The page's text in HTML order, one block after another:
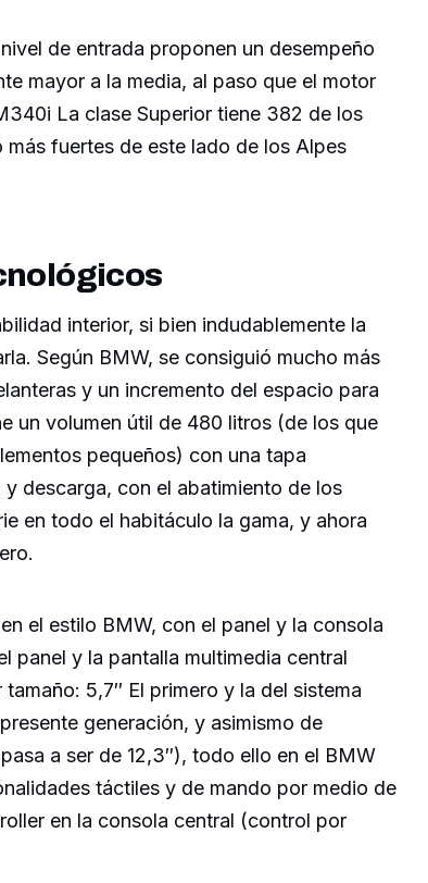
de entrada proponen un desempeño
mayor a la media, al paso que el motor
La clase Superior tiene 382 de los
fuertes de este lado de los Alpes
interior, si bien indudablemente la
Según BMW, se consiguió mucho más
y un incremento del espacio para
un volumen útil de 480 litros (de los que
pequeños) con una tapa
descarga, con el abatimiento de los
en todo el habitáculo la gama, y ​​ahora
el estilo BMW, con el panel y la consola
panel y la pantalla multimedia central
5,7″ El primero y la del sistema
generación, y asimismo de
a ser de 12,3″), todo ello en el BMW
táctiles y de mando por medio de
en la consola central (control por